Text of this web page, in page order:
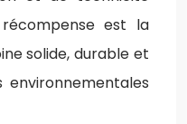
est la
solide, durable et